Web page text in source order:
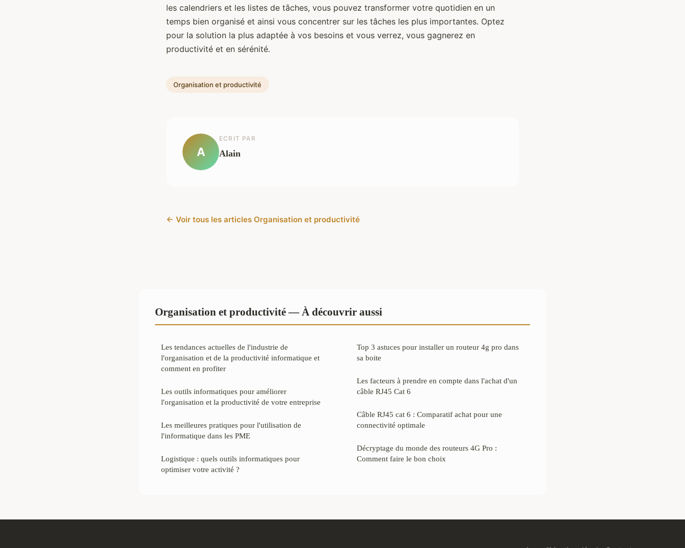
les calendriers et les listes de tâches, vous pouvez transformer votre quotidien en un
temps bien organisé et ainsi vous concentrer sur les tâches les plus importantes. Optez
pour la solution la plus adaptée à vos besoins et vous verrez, vous gagnerez en
productivité et en sérénité.
Organisation et productivité
A
ECRIT PAR
Alain
← Voir tous les articles Organisation et productivité
Organisation et productivité — À découvrir aussi
Les tendances actuelles de l'industrie de
l'organisation et de la productivité informatique et
comment en profiter
Les outils informatiques pour améliorer
l'organisation et la productivité de votre entreprise
Les meilleures pratiques pour l'utilisation de
l'informatique dans les PME
Logistique : quels outils informatiques pour
optimiser votre activité ?
Top 3 astuces pour installer un routeur 4g pro dans
sa boite
Les facteurs à prendre en compte dans l'achat d'un
câble RJ45 Cat 6
Câble RJ45 cat 6 : Comparatif achat pour une
connectivité optimale
Décryptage du monde des routeurs 4G Pro :
Comment faire le bon choix